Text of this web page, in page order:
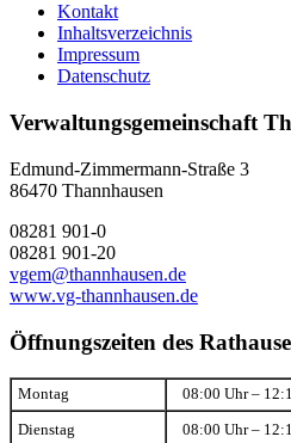
Kontakt
Inhaltsverzeichnis
Impressum
Datenschutz
Verwaltungsgemeinschaft
Edmund-Zimmermann-Straße 3
86470 Thannhausen
08281 901-0
08281 901-20
vgem@thannhausen.de
www.vg-thannhausen.de
Öffnungszeiten des
Montag 08:00 Uhr –
Dienstag 08:00 Uhr –